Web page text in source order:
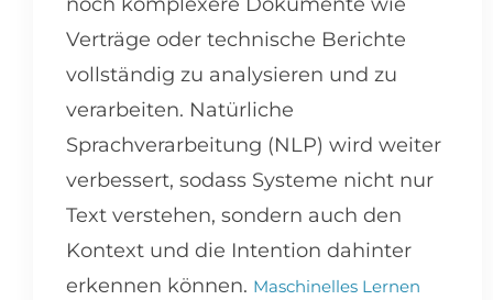
Verträge oder technische Berichte
vollständig zu analysieren und zu
verarbeiten. Natürliche
Sprachverarbeitung (NLP) wird weiter
verbessert, sodass Systeme nicht nur
Text verstehen, sondern auch den
Kontext und die Intention dahinter
erkennen können. Maschinelles Lernen